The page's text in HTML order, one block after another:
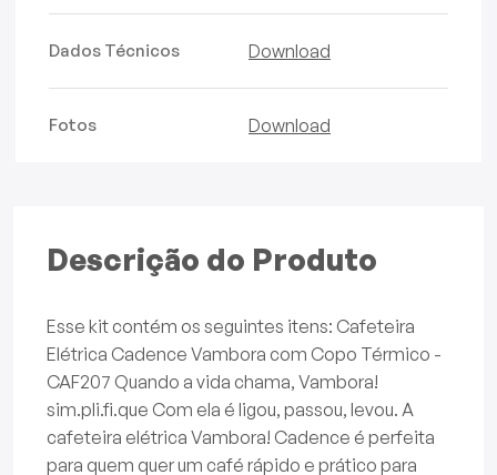
Dados Técnicos Download
Fotos Download
Descrição do Produto
Esse kit contém os seguintes itens: Cafeteira
Elétrica Cadence Vambora com Copo Térmico -
CAF207 Quando a vida chama, Vambora!
sim.pli.fi.que Com ela é ligou, passou, levou. A
cafeteira elétrica Vambora! Cadence é perfeita
para quem quer um café rápido e prático para